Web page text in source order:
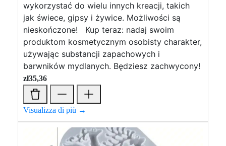
wykorzystać do wielu innych kreacji, takich
jak świece, gipsy i żywice. Możliwości są
nieskończone! Kup teraz: nadaj swoim
produktom kosmetycznym osobisty charakter,
używając substancji zapachowych i
barwników mydlanych. Będziesz zachwycony!
zł35,36
Visualizza di più →